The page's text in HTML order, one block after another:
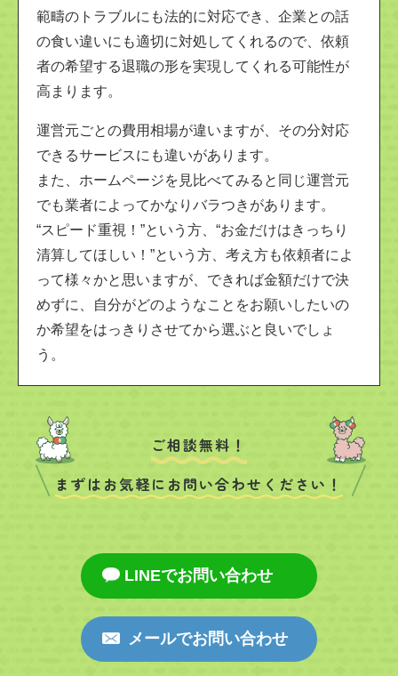
範疇のトラブルにも法的に対応でき、企業との話
の食い違いにも適切に対処してくれるので、依頼
者の希望する退職の形を実現してくれる可能性が
高まります。
運営元ごとの費用相場が違いますが、その分対応
できるサービスにも違いがあります。
また、ホームページを見比べてみると同じ運営元
でも業者によってかなりバラつきがあります。
“スピード重視！”という方、“お金だけはきっちり
清算してほしい！”という方、考え方も依頼者によ
って様々かと思いますが、できれば金額だけで決
めずに、自分がどのようなことをお願いしたいの
か希望をはっきりさせてから選ぶと良いでしょ
う。
ご相談無料！
まずはお気軽にお問い合わせください！
LINEでお問い合わせ
メールでお問い合わせ